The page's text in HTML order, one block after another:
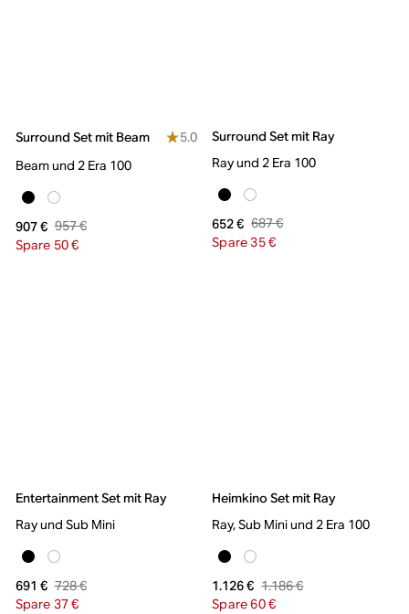
Surround Set mit Beam
5.0
Beam und 2 Era 100
907 € 957 €
Spare 50 €
Surround Set mit Ray
Ray und 2 Era 100
652 € 687 €
Spare 35 €
Entertainment Set mit Ray
Ray und Sub Mini
691 € 728 €
Spare 37 €
Heimkino Set mit Ray
Ray, Sub Mini und 2 Era 100
1.126 € 1.186 €
Spare 60 €